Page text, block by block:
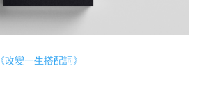
《改變一生搭配詞》